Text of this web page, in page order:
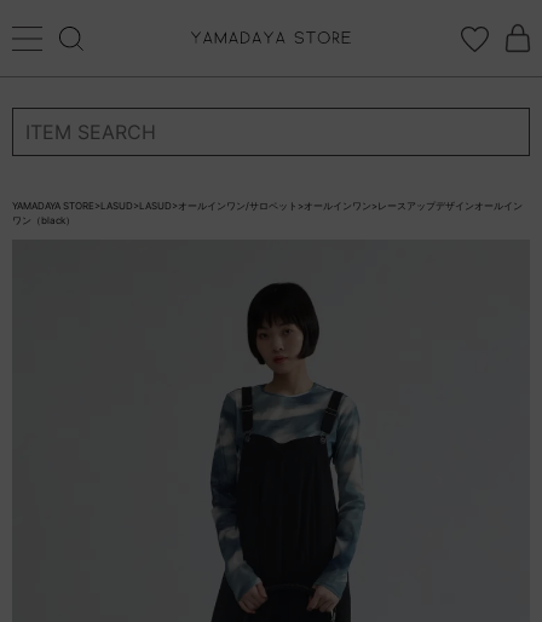
ログイン 新規会員登録
STORE BRAND・LABELから探す
YAMADAYA STORE > LASUD > LASUD > オールインワン/サロペット > オールインワン > レースアップデザインオールイン
ワン（black）
×